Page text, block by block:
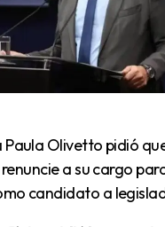
a su cargo
candidato a